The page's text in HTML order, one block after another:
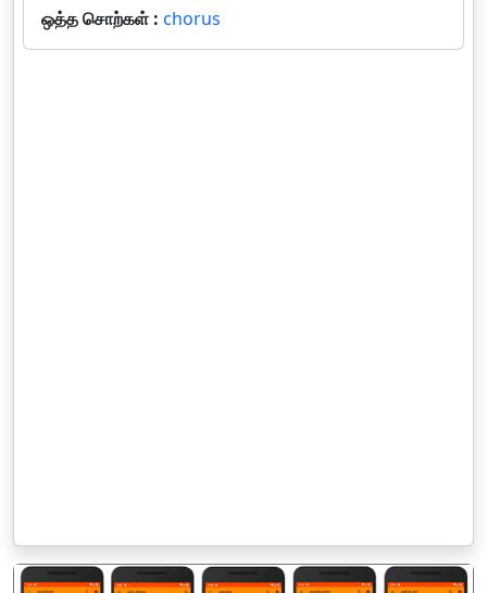
ஒத்த சொற்கள் : chorus